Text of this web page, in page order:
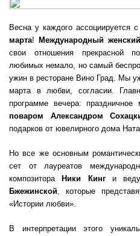
Весна у каждого
марта! Международный
свои отношения прекрасной
любимых немало, но самый
ужин в ресторане Вино Град. Мы
марта в любви, согласии.
программе вечера:
поваром Александром
подарков от ювелирного дома
Но все же основным
сет от лауреатов
композитораНики Кинги
Бжежинской, которые
«Истории любви».
В интерпретации этого